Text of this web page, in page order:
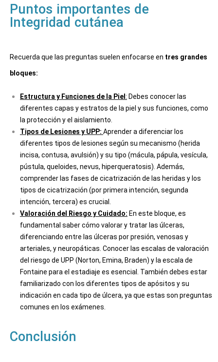
Puntos importantes de
Integridad cutánea
Recuerda que las preguntas suelen enfocarse en tres grandes
bloques:
Estructura y Funciones de la Piel : Debes conocer las
diferentes capas y estratos de la piel y sus funciones, como
la protección y el aislamiento.
Tipos de Lesiones y UPP: Aprender a diferenciar los
diferentes tipos de lesiones según su mecanismo (herida
incisa, contusa, avulsión) y su tipo (mácula, pápula, vesícula,
pústula, queloides, nevus, hiperqueratosis). Además,
comprender las fases de cicatrización de las heridas y los
tipos de cicatrización (por primera intención, segunda
intención, tercera) es crucial.
Valoración del Riesgo y Cuidado: En este bloque, es
fundamental saber cómo valorar y tratar las úlceras,
diferenciando entre las úlceras por presión, venosas y
arteriales, y neuropáticas. Conocer las escalas de valoración
del riesgo de UPP (Norton, Emina, Braden) y la escala de
Fontaine para el estadiaje es esencial. También debes estar
familiarizado con los diferentes tipos de apósitos y su
indicación en cada tipo de úlcera, ya que estas son preguntas
comunes en los exámenes.
Conclusión